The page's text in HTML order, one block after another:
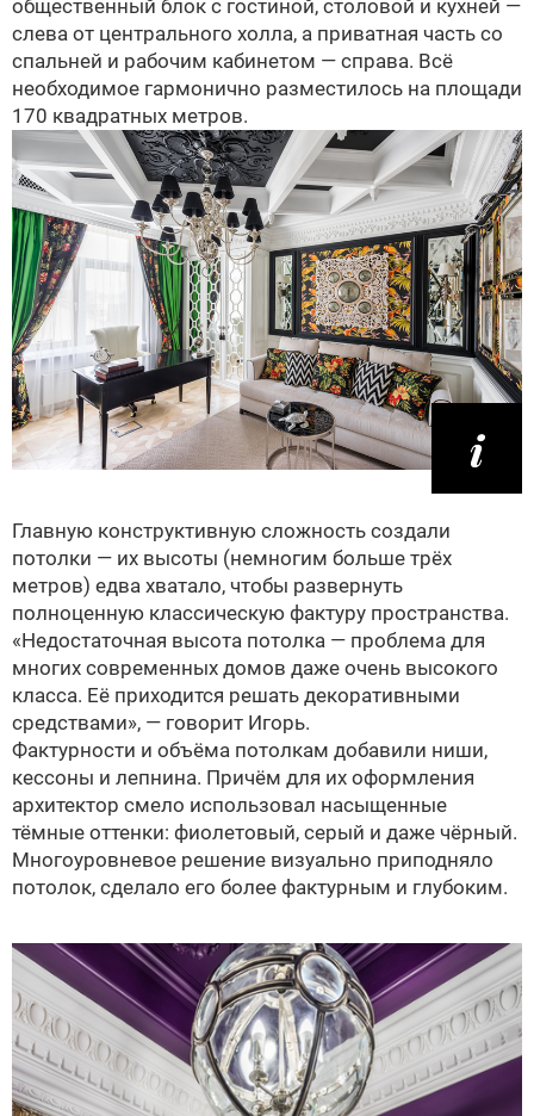
общественный блок с гостиной, столовой и кухней —
слева от центрального холла, а приватная часть со
спальней и рабочим кабинетом — справа. Всё
необходимое гармонично разместилось на площади
170 квадратных метров.
Главную конструктивную сложность создали
потолки — их высоты (немногим больше трёх
метров) едва хватало, чтобы развернуть
полноценную классическую фактуру пространства.
«Недостаточная высота потолка — проблема для
многих современных домов даже очень высокого
класса. Её приходится решать декоративными
средствами», — говорит Игорь.
Фактурности и объёма потолкам добавили ниши,
кессоны и лепнина. Причём для их оформления
архитектор смело использовал насыщенные
тёмные оттенки: фиолетовый, серый и даже чёрный.
Многоуровневое решение визуально приподняло
потолок, сделало его более фактурным и глубоким.